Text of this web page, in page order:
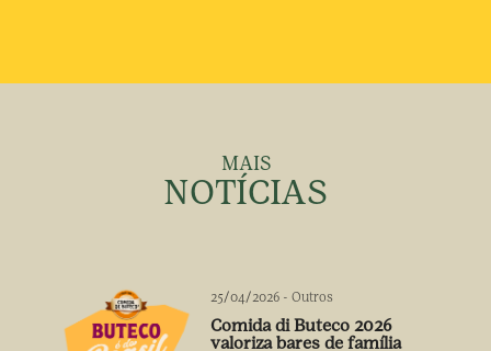
MAIS
NOTÍCIAS
25/04/2026 - Outros
Comida di Buteco 2026
valoriza bares de família